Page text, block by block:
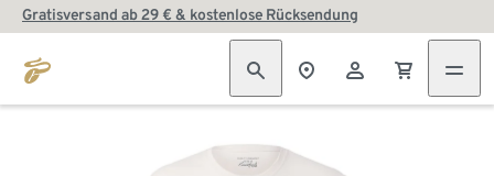
Gratisversand ab 29 € & kostenlose Rücksendung